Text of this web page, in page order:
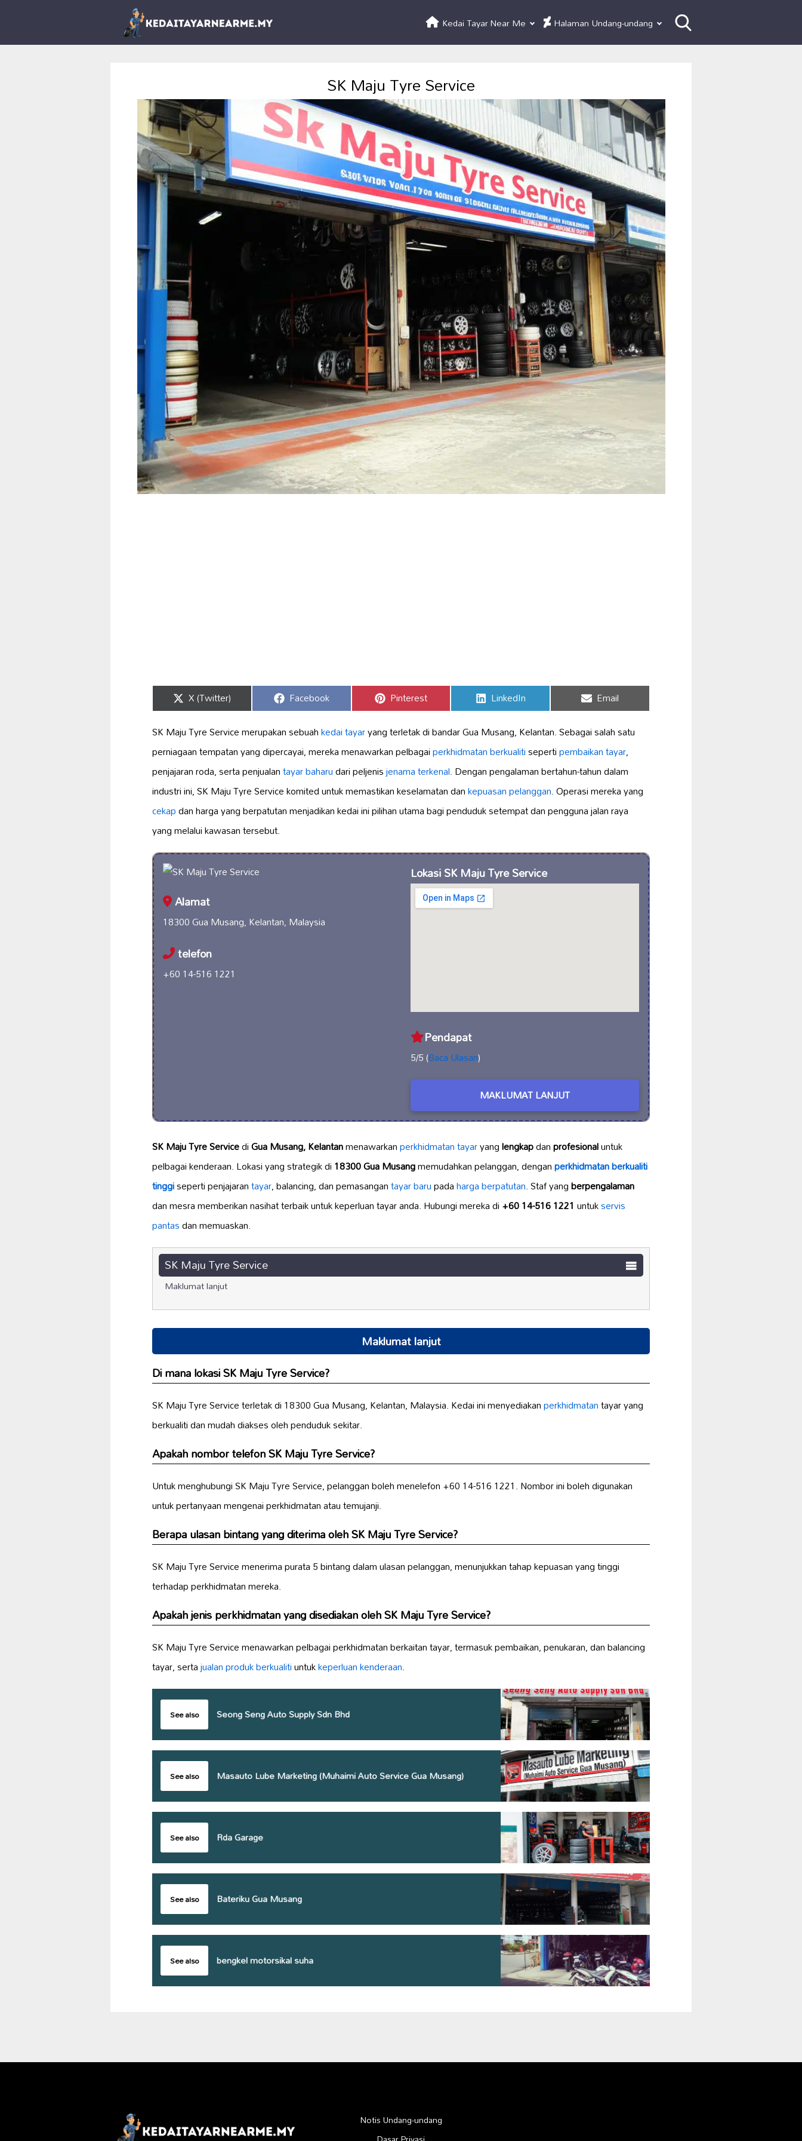
Kedai Tayar Near Me Halaman Undang-undang
SK Maju Tyre Service
Share
on
X (Twitter) Share
on
Facebook Share
on
Pinterest Share
on
LinkedIn Share
on
Email
SK Maju Tyre Service merupakan sebuahkedai tayaryang terletak di bandar Gua Musang, Kelantan. Sebagai salah satu
perniagaan tempatan yang dipercayai, mereka menawarkan pelbagaiperkhidmatan berkualitisepertipembaikan tayar,
penjajaran roda, serta penjualantayar baharudari peljenisjenama terkenal. Dengan pengalaman bertahun-tahun dalam
industri ini, SK Maju Tyre Service komited untuk memastikan keselamatan dankepuasan pelanggan. Operasi mereka yang
cekapdan harga yang berpatutan menjadikan kedai ini pilihan utama bagi penduduk setempat dan pengguna jalan raya
yang melalui kawasan tersebut.
Alamat
18300 Gua Musang, Kelantan, Malaysia
telefon
+60 14-516 1221
Lokasi SK Maju Tyre Service
Pendapat
5/5 (Baca Ulasan)
MAKLUMAT LANJUT
SK Maju Tyre ServicediGua Musang, Kelantanmenawarkanperkhidmatan tayaryanglengkapdanprofesionaluntuk
pelbagai kenderaan. Lokasi yang strategik di18300 Gua Musangmemudahkan pelanggan, denganperkhidmatan berkualiti
tinggiseperti penjajarantayar, balancing, dan pemasangantayar barupadaharga berpatutan. Staf yangberpengalaman
dan mesra memberikan nasihat terbaik untuk keperluan tayar anda. Hubungi mereka di+60 14-516 1221 untukservis
pantasdan memuaskan.
SK Maju Tyre Service
Maklumat lanjut
Maklumat lanjut
Di mana lokasi SK Maju Tyre Service?
SK Maju Tyre Service terletak di 18300 Gua Musang, Kelantan, Malaysia. Kedai ini menyediakanperkhidmatantayar yang
berkualiti dan mudah diakses oleh penduduk sekitar.
Apakah nombor telefon SK Maju Tyre Service?
Untuk menghubungi SK Maju Tyre Service, pelanggan boleh menelefon +60 14-516 1221. Nombor ini boleh digunakan
untuk pertanyaan mengenai perkhidmatan atau temujanji.
Berapa ulasan bintang yang diterima oleh SK Maju Tyre Service?
SK Maju Tyre Service menerima purata 5 bintang dalam ulasan pelanggan, menunjukkan tahap kepuasan yang tinggi
terhadap perkhidmatan mereka.
Apakah jenis perkhidmatan yang disediakan oleh SK Maju Tyre Service?
SK Maju Tyre Service menawarkan pelbagai perkhidmatan berkaitan tayar, termasuk pembaikan, penukaran, dan balancing
tayar, sertajualanproduk berkualitiuntukkeperluan kenderaan.
See also Seong Seng Auto Supply Sdn Bhd
See also Masauto Lube Marketing (Muhaimi Auto Service Gua Musang)
See also Rda Garage
See also Bateriku Gua Musang
See also bengkel motorsikal suha
Notis Undang-undang